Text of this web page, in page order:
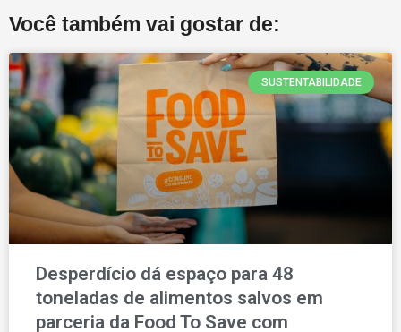
Você também vai gostar de:
SUSTENTABILIDADE
Desperdício dá espaço para 48
toneladas de alimentos salvos em
parceria da Food To Save com